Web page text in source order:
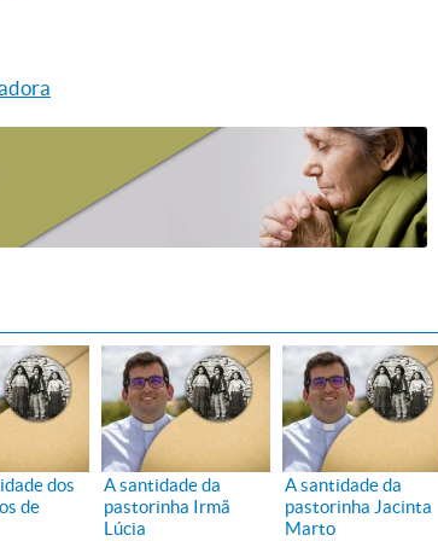
dos
de
A santidade da
pastorinha Irmã
Lúcia
A santidade da
pastorinha Jacinta
Marto